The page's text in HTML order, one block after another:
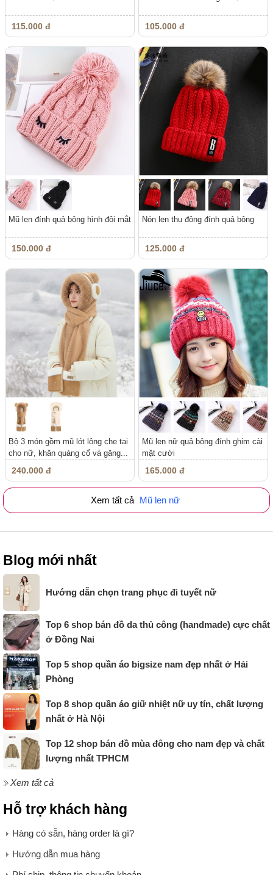
115.000 đ 105.000 đ
Mũ len đính quả bông hình đôi mắt
150.000 đ
Nón len thu đông đính quả bông
125.000 đ
Bộ 3 món gồm mũ lót lông che tai
cho nữ, khăn quàng cổ và găng...
240.000 đ
Mũ len nữ quả bông đính ghim cài
mặt cười
165.000 đ
Xem tất cả Mũ len nữ
Blog mới nhất
Hướng dẫn chọn trang phục đi tuyết nữ
Top 6 shop bán đồ da thủ công (handmade) cực chất
ở Đồng Nai
Top 5 shop quần áo bigsize nam đẹp nhất ở Hải
Phòng
Top 8 shop quần áo giữ nhiệt nữ uy tín, chất lượng
nhất ở Hà Nội
Top 12 shop bán đồ mùa đông cho nam đẹp và chất
lượng nhất TPHCM
Xem tất cả
Hỗ trợ khách hàng
Hàng có sẵn, hàng order là gì?
Hướng dẫn mua hàng